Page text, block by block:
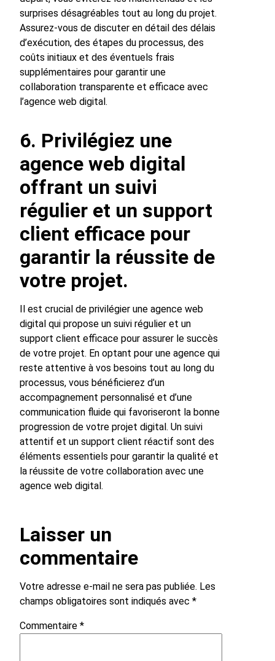
surprises désagréables tout au long du projet.
Assurez-vous de discuter en détail des délais
d’exécution, des étapes du processus, des
coûts initiaux et des éventuels frais
supplémentaires pour garantir une
collaboration transparente et efficace avec
l’agence web digital.
6. Privilégiez une
agence web digital
offrant un suivi
régulier et un support
client efficace pour
garantir la réussite de
votre projet.
Il est crucial de privilégier une agence web
digital qui propose un suivi régulier et un
support client efficace pour assurer le succès
de votre projet. En optant pour une agence qui
reste attentive à vos besoins tout au long du
processus, vous bénéficierez d’un
accompagnement personnalisé et d’une
communication fluide qui favoriseront la bonne
progression de votre projet digital. Un suivi
attentif et un support client réactif sont des
éléments essentiels pour garantir la qualité et
la réussite de votre collaboration avec une
agence web digital.
Laisser un
commentaire
Votre adresse e-mail ne sera pas publiée. Les
champs obligatoires sont indiqués avec *
Commentaire *